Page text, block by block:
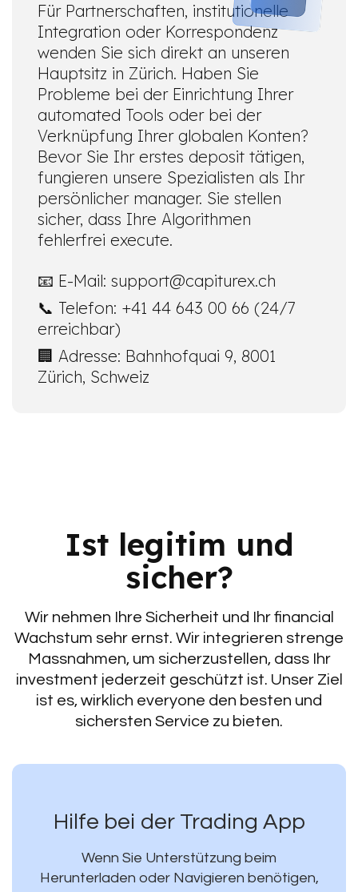
Für Partnerschaften, institutionelle
Integration oder Korrespondenz
wenden Sie sich direkt an unseren
Hauptsitz in Zürich. Haben Sie
Probleme bei der Einrichtung Ihrer
automated Tools oder bei der
Verknüpfung Ihrer globalen Konten?
Bevor Sie Ihr erstes deposit tätigen,
fungieren unsere Spezialisten als Ihr
persönlicher manager. Sie stellen
sicher, dass Ihre Algorithmen
fehlerfrei execute.
📧 E-Mail: support@capiturex.ch
📞 Telefon: +41 44 643 00 66 (24/7
erreichbar)
🏢 Adresse: Bahnhofquai 9, 8001
Zürich, Schweiz
Ist legitim und
sicher?
Wir nehmen Ihre Sicherheit und Ihr financial
Wachstum sehr ernst. Wir integrieren strenge
Massnahmen, um sicherzustellen, dass Ihr
investment jederzeit geschützt ist. Unser Ziel
ist es, wirklich everyone den besten und
sichersten Service zu bieten.
Hilfe bei der Trading App
Wenn Sie Unterstützung beim
Herunterladen oder Navigieren benötigen,